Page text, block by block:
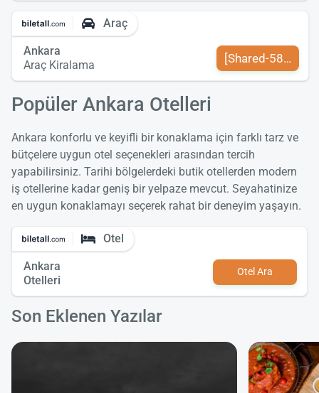
Araç
Ankara
Araç Kiralama
[Shared-589-tr-
Popüler Ankara Otelleri
Ankara konforlu ve keyifli bir konaklama için farklı tarz ve
bütçelere uygun otel seçenekleri arasından tercih
yapabilirsiniz. Tarihi bölgelerdeki butik otellerden modern
iş otellerine kadar geniş bir yelpaze mevcut. Seyahatinize
en uygun konaklamayı seçerek rahat bir deneyim yaşayın.
Otel
Ankara
Otelleri
Otel Ara
Son Eklenen Yazılar